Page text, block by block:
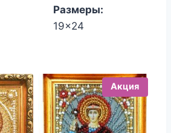
Размеры:
19x24
Акция